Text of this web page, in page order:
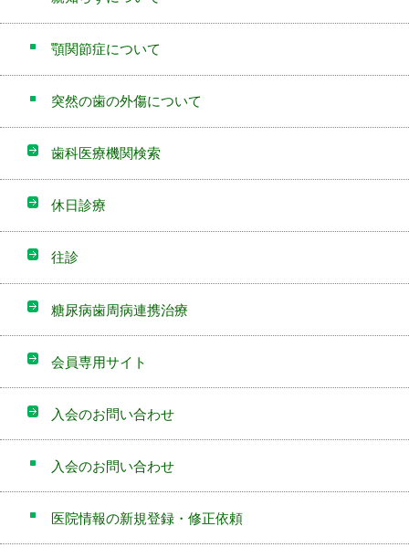
顎関節症について
突然の歯の外傷について
歯科医療機関検索
休日診療
往診
糖尿病歯周病連携治療
会員専用サイト
入会のお問い合わせ
入会のお問い合わせ
医院情報の新規登録・修正依頼